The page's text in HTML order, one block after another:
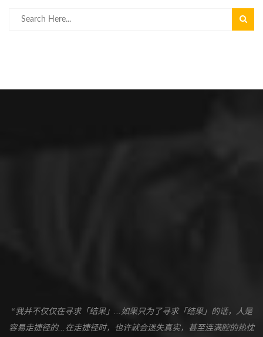
“我并不仅仅在寻求「结果」...如果只为了寻求「结果」的话，人是
容易走捷径的...在走捷径时，也许就会迷失真实，甚至连满腔的热忱